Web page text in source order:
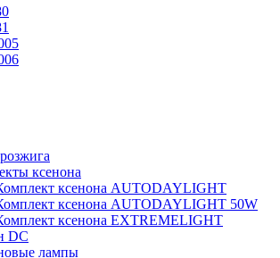
ксенона
ксенона AUTODAYLIGHT
ксенона AUTODAYLIGHT 50W
ксенона EXTREMELIGHT
DC
лампы